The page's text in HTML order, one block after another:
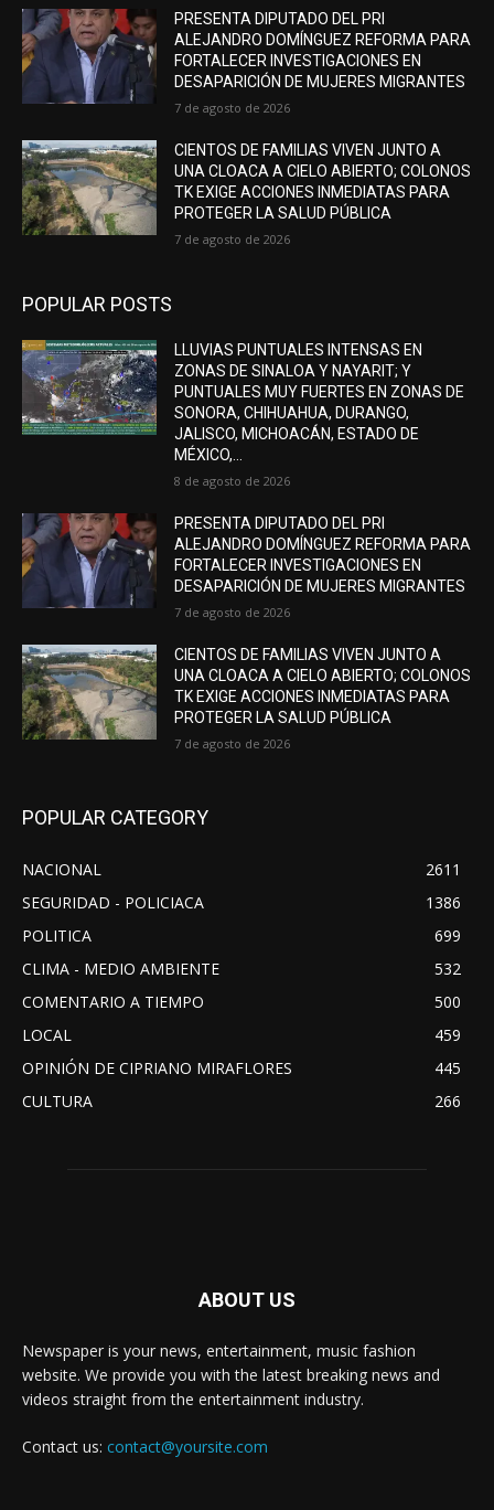
PRESENTA DIPUTADO DEL PRI
ALEJANDRO DOMÍNGUEZ REFORMA PARA
FORTALECER INVESTIGACIONES EN
DESAPARICIÓN DE MUJERES MIGRANTES
7 de agosto de 2026
CIENTOS DE FAMILIAS VIVEN JUNTO A
UNA CLOACA A CIELO ABIERTO; COLONOS
TK EXIGE ACCIONES INMEDIATAS PARA
PROTEGER LA SALUD PÚBLICA
7 de agosto de 2026
POPULAR POSTS
LLUVIAS PUNTUALES INTENSAS EN
ZONAS DE SINALOA Y NAYARIT; Y
PUNTUALES MUY FUERTES EN ZONAS DE
SONORA, CHIHUAHUA, DURANGO,
JALISCO, MICHOACÁN, ESTADO DE
MÉXICO,...
8 de agosto de 2026
PRESENTA DIPUTADO DEL PRI
ALEJANDRO DOMÍNGUEZ REFORMA PARA
FORTALECER INVESTIGACIONES EN
DESAPARICIÓN DE MUJERES MIGRANTES
7 de agosto de 2026
CIENTOS DE FAMILIAS VIVEN JUNTO A
UNA CLOACA A CIELO ABIERTO; COLONOS
TK EXIGE ACCIONES INMEDIATAS PARA
PROTEGER LA SALUD PÚBLICA
7 de agosto de 2026
POPULAR CATEGORY
NACIONAL
2611
SEGURIDAD - POLICIACA
1386
POLITICA
699
CLIMA - MEDIO AMBIENTE
532
COMENTARIO A TIEMPO
500
LOCAL
459
OPINIÓN DE CIPRIANO MIRAFLORES
445
CULTURA
266
ABOUT US
Newspaper is your news, entertainment, music fashion
website. We provide you with the latest breaking news and
videos straight from the entertainment industry.
Contact us: contact@yoursite.com